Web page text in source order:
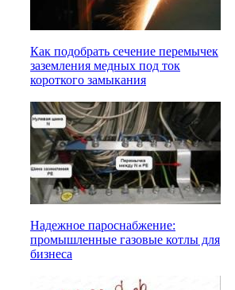
Как подобрать сечение перемычек
заземления медных под ток
короткого замыкания
Надежное пароснабжение:
промышленные газовые котлы для
бизнеса